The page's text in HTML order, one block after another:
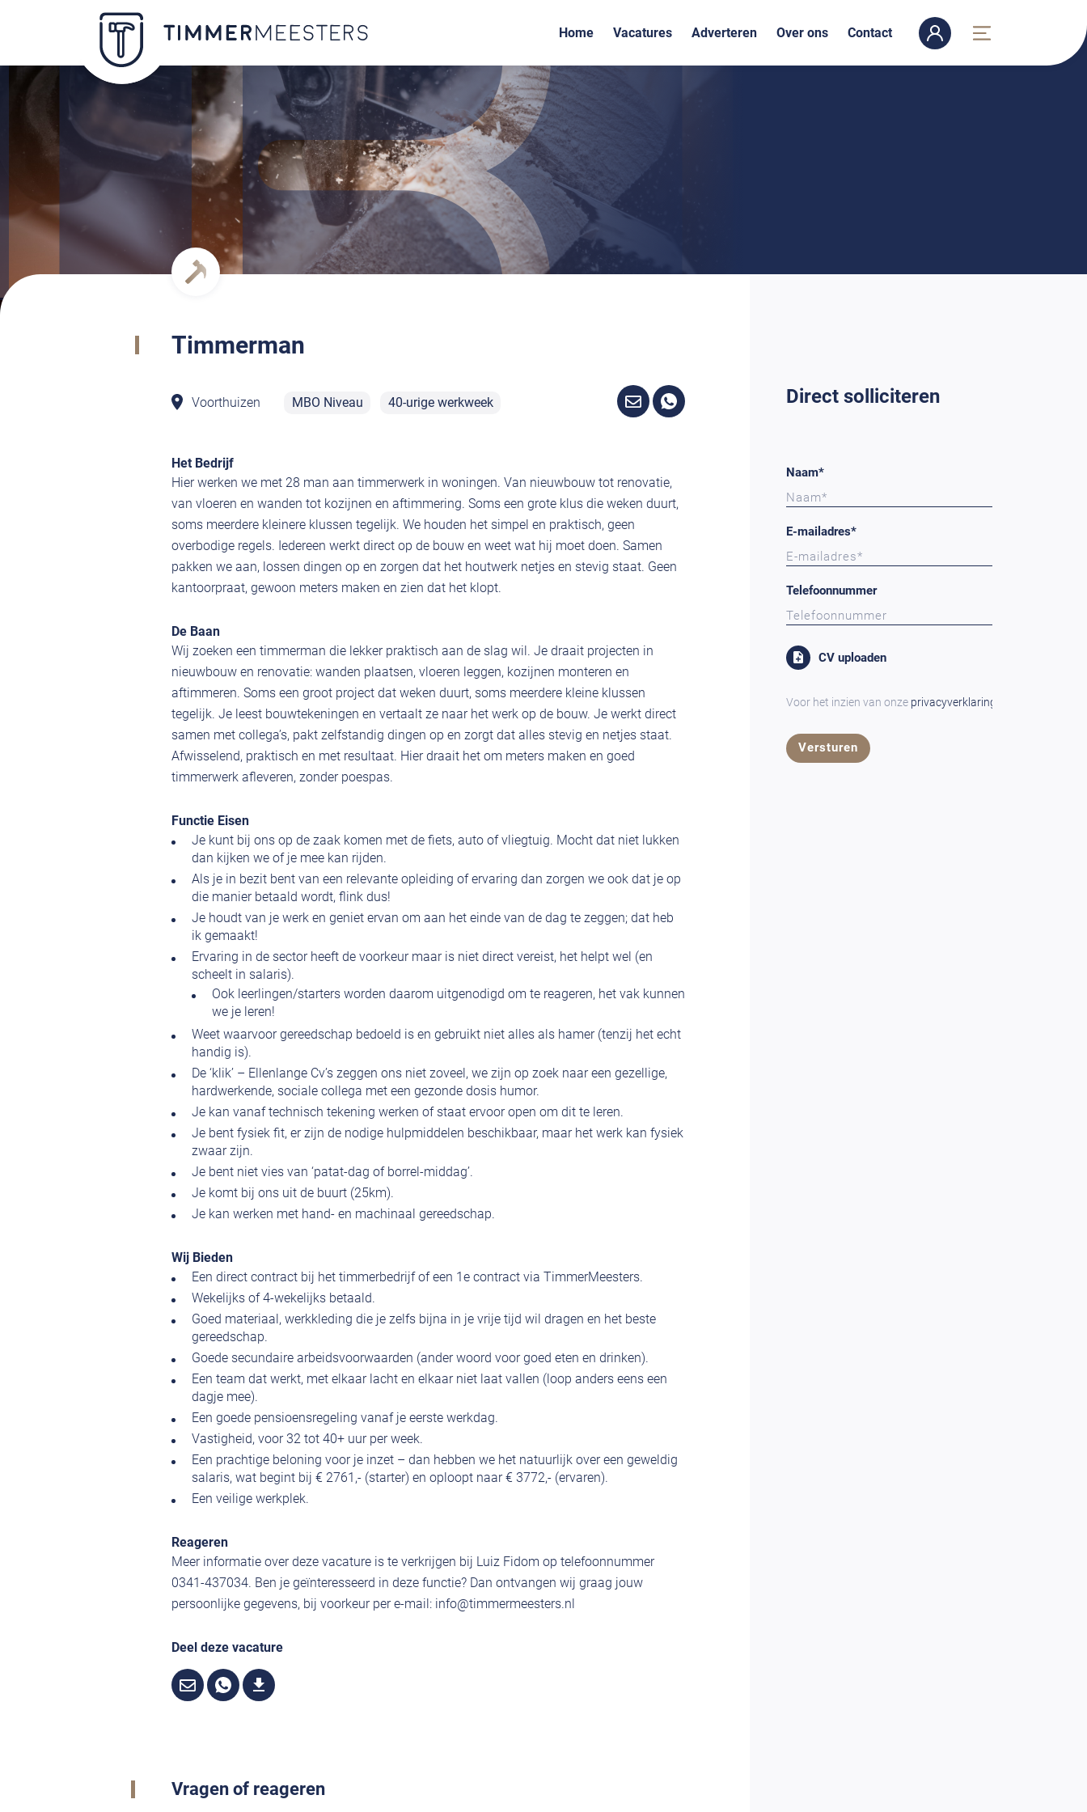
Home Vacatures Adverteren Over ons Contact
Timmerman
Voorthuizen MBO Niveau 40-urige werkweek
Het Bedrijf
Hier werken we met 28 man aan timmerwerk in woningen. Van nieuwbouw tot renovatie,
van vloeren en wanden tot kozijnen en aftimmering. Soms een grote klus die weken duurt,
soms meerdere kleinere klussen tegelijk. We houden het simpel en praktisch, geen
overbodige regels. Iedereen werkt direct op de bouw en weet wat hij moet doen. Samen
pakken we aan, lossen dingen op en zorgen dat het houtwerk netjes en stevig staat. Geen
kantoorpraat, gewoon meters maken en zien dat het klopt.
De Baan
Wij zoeken een timmerman die lekker praktisch aan de slag wil. Je draait projecten in
nieuwbouw en renovatie: wanden plaatsen, vloeren leggen, kozijnen monteren en
aftimmeren. Soms een groot project dat weken duurt, soms meerdere kleine klussen
tegelijk. Je leest bouwtekeningen en vertaalt ze naar het werk op de bouw. Je werkt direct
samen met collega’s, pakt zelfstandig dingen op en zorgt dat alles stevig en netjes staat.
Afwisselend, praktisch en met resultaat. Hier draait het om meters maken en goed
timmerwerk afleveren, zonder poespas.
Functie Eisen
Je kunt bij ons op de zaak komen met de fiets, auto of vliegtuig. Mocht dat niet lukken
dan kijken we of je mee kan rijden.
Als je in bezit bent van een relevante opleiding of ervaring dan zorgen we ook dat je op
die manier betaald wordt, flink dus!
Je houdt van je werk en geniet ervan om aan het einde van de dag te zeggen; dat heb
ik gemaakt!
Ervaring in de sector heeft de voorkeur maar is niet direct vereist, het helpt wel (en
scheelt in salaris).
Ook leerlingen/starters worden daarom uitgenodigd om te reageren, het vak kunnen
we je leren!
Weet waarvoor gereedschap bedoeld is en gebruikt niet alles als hamer (tenzij het echt
handig is).
De ‘klik’ – Ellenlange Cv’s zeggen ons niet zoveel, we zijn op zoek naar een gezellige,
hardwerkende, sociale collega met een gezonde dosis humor.
Je kan vanaf technisch tekening werken of staat ervoor open om dit te leren.
Je bent fysiek fit, er zijn de nodige hulpmiddelen beschikbaar, maar het werk kan fysiek
zwaar zijn.
Je bent niet vies van ‘patat-dag of borrel-middag’.
Je komt bij ons uit de buurt (25km).
Je kan werken met hand- en machinaal gereedschap.
Wij Bieden
Een direct contract bij het timmerbedrijf of een 1e contract via TimmerMeesters.
Wekelijks of 4-wekelijks betaald.
Goed materiaal, werkkleding die je zelfs bijna in je vrije tijd wil dragen en het beste
gereedschap.
Goede secundaire arbeidsvoorwaarden (ander woord voor goed eten en drinken).
Een team dat werkt, met elkaar lacht en elkaar niet laat vallen (loop anders eens een
dagje mee).
Een goede pensioensregeling vanaf je eerste werkdag.
Vastigheid, voor 32 tot 40+ uur per week.
Een prachtige beloning voor je inzet – dan hebben we het natuurlijk over een geweldig
salaris, wat begint bij € 2761,- (starter) en oploopt naar € 3772,- (ervaren).
Een veilige werkplek.
Reageren
Meer informatie over deze vacature is te verkrijgen bij Luiz Fidom op telefoonnummer
0341-437034. Ben je geïnteresseerd in deze functie? Dan ontvangen wij graag jouw
persoonlijke gegevens, bij voorkeur per e-mail: info@timmermeesters.nl
Deel deze vacature
Vragen of reageren
Direct solliciteren
Naam*
E-mailadres*
Telefoonnummer
CV uploaden
Voor het inzien van onze privacyverklaring